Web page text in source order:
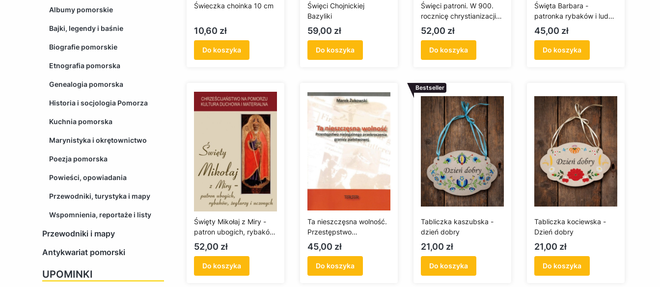
Albumy pomorskie
Bajki, legendy i baśnie
Biografie pomorskie
Etnografia pomorska
Genealogia pomorska
Historia i socjologia Pomorza
Kuchnia pomorska
Marynistyka i okrętownictwo
Poezja pomorska
Powieści, opowiadania
Przewodniki, turystyka i mapy
Wspomnienia, reportaże i listy
Przewodniki i mapy
Antykwariat pomorski
UPOMINKI
Świeczka choinka 10 cm
Cena
10,60 zł
Do koszyka
Święci Chojnickiej
Bazyliki
Cena
59,00 zł
Do koszyka
Święci patroni. W 900.
rocznicę chrystianizacji
Pomorza Zachodniego
Cena
52,00 zł
Do koszyka
Święta Barbara -
patronka rybaków i ludzi
morza
Cena
45,00 zł
Do koszyka
Święty Mikołaj z Miry -
patron ubogich, rybaków,
żeglarzy i uczonych
Cena
52,00 zł
Do koszyka
Ta nieszczęsna wolność.
Przestępstwo
nielegalnego
przekroczenia granicy
państwowej
Cena
45,00 zł
Do koszyka
Bestseller
Tabliczka kaszubska -
dzień dobry
Cena
21,00 zł
Do koszyka
Tabliczka kociewska -
Dzień dobry
Cena
21,00 zł
Do koszyka